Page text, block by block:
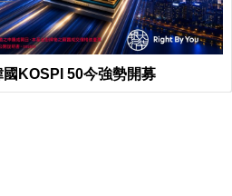
KOSPI 50今強勢開募